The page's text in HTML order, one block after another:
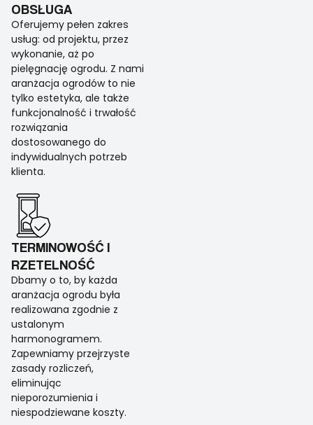
OBSŁUGA
Oferujemy pełen zakres
usług: od projektu, przez
wykonanie, aż po
pielęgnację ogrodu. Z nami
aranżacja ogrodów to nie
tylko estetyka, ale także
funkcjonalność i trwałość
rozwiązania
dostosowanego do
indywidualnych potrzeb
klienta.
TERMINOWOŚĆ I
RZETELNOŚĆ
Dbamy o to, by każda
aranżacja ogrodu była
realizowana zgodnie z
ustalonym
harmonogramem.
Zapewniamy przejrzyste
zasady rozliczeń,
eliminując
nieporozumienia i
niespodziewane koszty.